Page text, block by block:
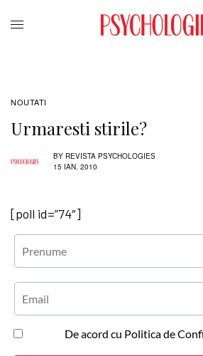
NOUTATI
Urmaresti stirile?
BY REVISTA PSYCHOLOGIES
15 IAN. 2010
[poll id=”74″]